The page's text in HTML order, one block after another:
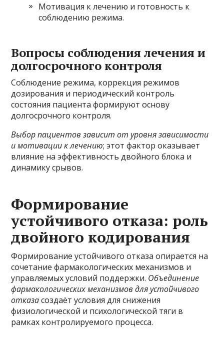
Мотивация к лечению и готовность к
соблюдению режима.
Вопросы соблюдения лечения и
долгосрочного контроля
Соблюдение режима, коррекция режимов
дозирования и периодический контроль
состояния пациента формируют основу
долгосрочного контроля.
Выбор пациентов зависит от уровня зависимости
и мотивации к лечению; этот фактор оказывает
влияние на эффективность двойного блока и
динамику срывов.
Формирование
устойчивого отказа: роль
двойного кодирования
Формирование устойчивого отказа опирается на
сочетание фармакологических механизмов и
управляемых условий поддержки. Объединение
фармакологических механизмов для устойчивого
отказасоздаёт условия для снижения
физиологической и психологической тяги в
рамках контролируемого процесса.